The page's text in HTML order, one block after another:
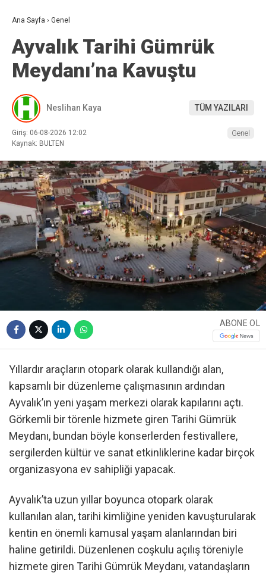
Ana Sayfa › Genel
Ayvalık Tarihi Gümrük
Meydanı’na Kavuştu
Neslihan Kaya TÜM YAZILARI
Giriş: 06-08-2026 12:02
Kaynak: BULTEN
Genel
ABONE OL
Yıllardır araçların otopark olarak kullandığı alan,
kapsamlı bir düzenleme çalışmasının ardından
Ayvalık’ın yeni yaşam merkezi olarak kapılarını açtı.
Görkemli bir törenle hizmete giren Tarihi Gümrük
Meydanı, bundan böyle konserlerden festivallere,
sergilerden kültür ve sanat etkinliklerine kadar birçok
organizasyona ev sahipliği yapacak.
Ayvalık’ta uzun yıllar boyunca otopark olarak
kullanılan alan, tarihi kimliğine yeniden kavuşturularak
kentin en önemli kamusal yaşam alanlarından biri
haline getirildi. Düzenlenen coşkulu açılış töreniyle
hizmete giren Tarihi Gümrük Meydanı, vatandaşların